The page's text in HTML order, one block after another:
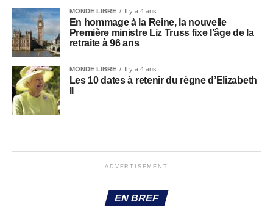
MONDE LIBRE Il y a 4 ans
En hommage à la Reine, la nouvelle
Première ministre Liz Truss fixe l’âge de la
retraite à 96 ans
MONDE LIBRE Il y a 4 ans
Les 10 dates à retenir du règne d’Elizabeth
ADVERTISEMENT
EN BREF